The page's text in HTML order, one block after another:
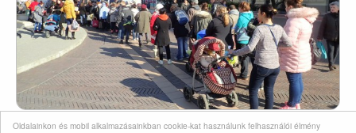
Oldalainkon és mobil alkalmazásainkban cookie-kat használunk felhasználói élmény